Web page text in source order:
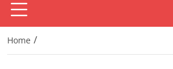
Home /